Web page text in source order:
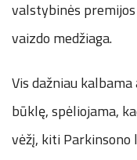
valstybinės
vaizdo medžiaga.
Vis dažniau
būklę, spėliojama,
vėžį, kiti Parkinsono